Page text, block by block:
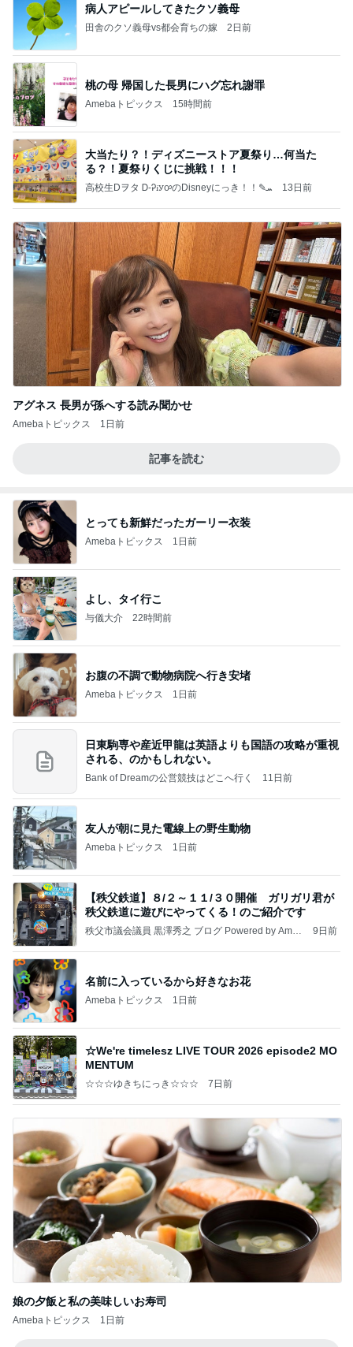
病人アピールしてきたクソ義母
田舎のクソ義母vs都会育ちの嫁 2日前
桃の母 帰国した長男にハグ忘れ謝罪
Amebaトピックス 15時間前
大当たり？！ディズニーストア夏祭り…何当た
る？！夏祭りくじに挑戦！！！
高校生Dヲタ Ꭰ-ᎮꭵꭹꭴのDisneyにっき！！✎ܚ 13日前
アグネス 長男が孫へする読み聞かせ
Amebaトピックス 1日前
記事を読む
とっても新鮮だったガーリー衣装
Amebaトピックス 1日前
よし、タイ行こ
与儀大介 22時間前
お腹の不調で動物病院へ行き安堵
Amebaトピックス 1日前
日東駒専や産近甲龍は英語よりも国語の攻略が重視
される、のかもしれない。
Bank of Dreamの公営競技はどこへ行く 11日前
友人が朝に見た電線上の野生動物
Amebaトピックス 1日前
【秩父鉄道】８/２～１１/３０開催 ガリガリ君が
秩父鉄道に遊びにやってくる！のご紹介です
秩父市議会議員 黒澤秀之 ブログ Powered by Ameb
9日前
名前に入っているから好きなお花
Amebaトピックス 1日前
☆We're timelesz LIVE TOUR 2026 episode2 MO
MENTUM
☆☆☆ゆきちにっき☆☆☆ 7日前
娘の夕飯と私の美味しいお寿司
Amebaトピックス 1日前